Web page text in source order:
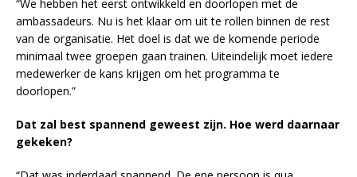
“We hebben het eerst ontwikkeld en doorlopen met de
ambassadeurs. Nu is het klaar om uit te rollen binnen de rest
van de organisatie. Het doel is dat we de komende periode
minimaal twee groepen gaan trainen. Uiteindelijk moet iedere
medewerker de kans krijgen om het programma te
doorlopen.”
Dat zal best spannend geweest zijn. Hoe werd daarnaar
gekeken?